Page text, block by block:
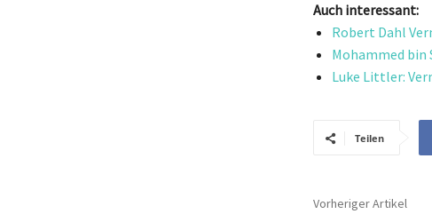
Auch interessant:
Robert Dahl
Mohammed bin
Luke Littler:
Teilen
Vorheriger Artikel